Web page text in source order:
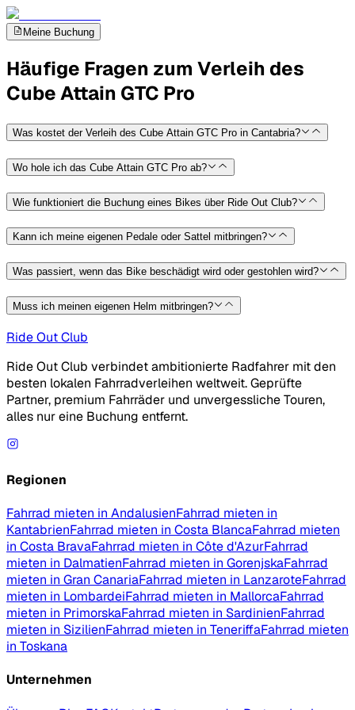
Meine Buchung
Häufige Fragen zum Verleih des
Cube Attain GTC Pro
Was kostet der Verleih des Cube Attain GTC Pro in Cantabria?
Wo hole ich das Cube Attain GTC Pro ab?
Wie funktioniert die Buchung eines Bikes über Ride Out Club?
Kann ich meine eigenen Pedale oder Sattel mitbringen?
Was passiert, wenn das Bike beschädigt wird oder gestohlen wird?
Muss ich meinen eigenen Helm mitbringen?
Ride Out Club
Ride Out Club verbindet ambitionierte Radfahrer mit den
besten lokalen Fahrradverleihen weltweit. Geprüfte
Partner, premium Fahrräder und unvergessliche Touren,
alles nur eine Buchung entfernt.
Regionen
Fahrrad mieten in AndalusienFahrrad mieten in
KantabrienFahrrad mieten in Costa BlancaFahrrad mieten
in Costa BravaFahrrad mieten in Côte d'AzurFahrrad
mieten in DalmatienFahrrad mieten in GorenjskaFahrrad
mieten in Gran CanariaFahrrad mieten in LanzaroteFahrrad
mieten in LombardeiFahrrad mieten in MallorcaFahrrad
mieten in PrimorskaFahrrad mieten in SardinienFahrrad
mieten in SizilienFahrrad mieten in TeneriffaFahrrad mieten
in Toskana
Unternehmen